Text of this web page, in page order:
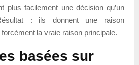
plus facilement une décision qu’un
: ils donnent une raison
la vraie raison principale.
basées sur